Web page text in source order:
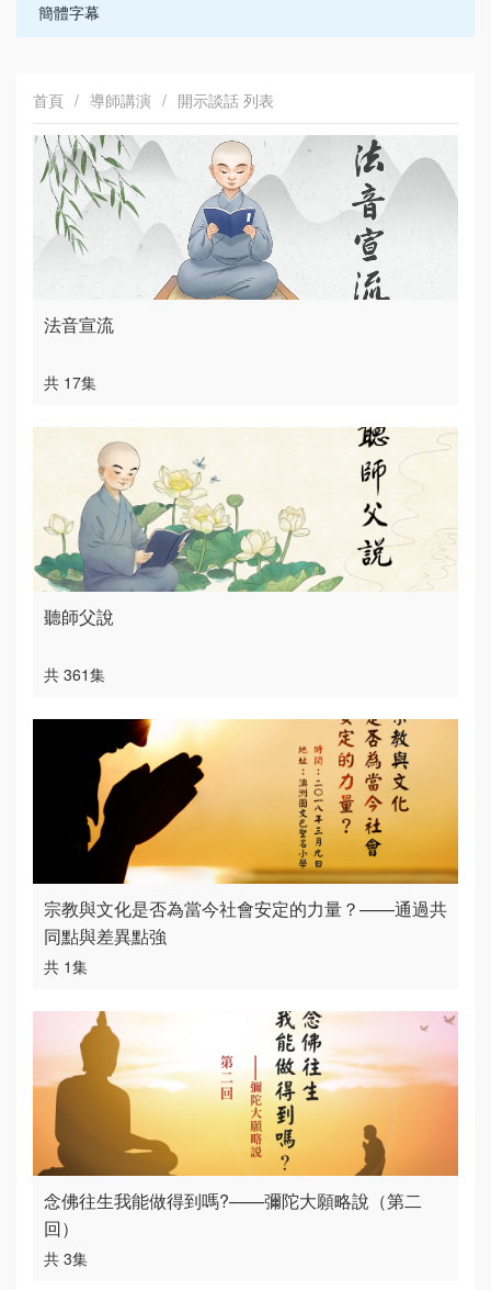
簡體字幕
首頁 / 導師講演 / 開示談話 列表
法音宣流
共 17集
聽師父說
共 361集
宗教與文化是否為當今社會安定的力量？——通過共
同點與差異點強
共 1集
念佛往生我能做得到嗎?——彌陀大願略說（第二
回）
共 3集